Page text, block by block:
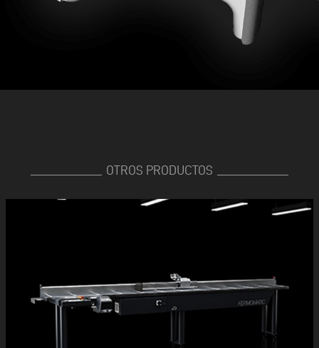
OTROS PRODUCTOS